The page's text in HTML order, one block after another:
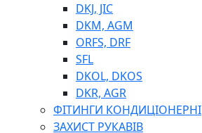
DKJ, JIC
DKM, AGM
ORFS, DRF
SFL
DKOL, DKOS
DKR, AGR
ФІТИНГИ КОНДИЦІОНЕРНІ
ЗАХИСТ РУКАВІВ